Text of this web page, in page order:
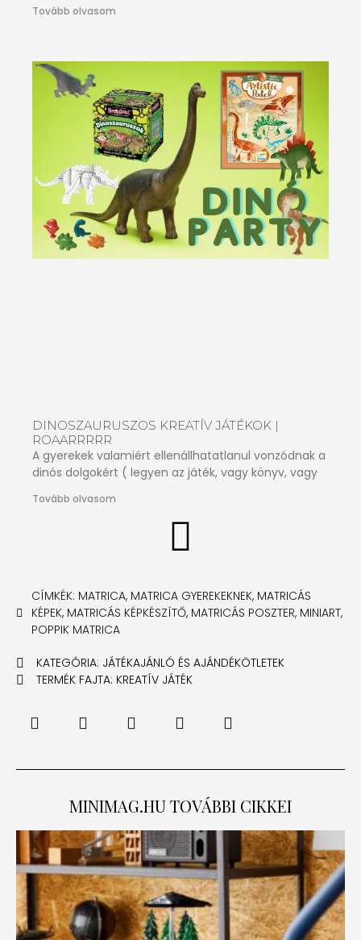
Tovább olvasom
DINOSZAURUSZOS KREATÍV JÁTÉKOK |
ROAARRRRR
A gyerekek valamiért ellenállhatatlanul vonzódnak a
dinós dolgokért ( legyen az játék, vagy könyv, vagy
Tovább olvasom
CÍMKÉK: MATRICA, MATRICA GYEREKEKNEK, MATRICÁS
KÉPEK, MATRICÁS KÉPKÉSZÍTŐ, MATRICÁS POSZTER, MINIART,
POPPIK MATRICA
KATEGÓRIA: JÁTÉKAJÁNLÓ ÉS AJÁNDÉKÖTLETEK
TERMÉK FAJTA: KREATÍV JÁTÉK
MINIMAG.HUTOVÁBBI CIKKEI